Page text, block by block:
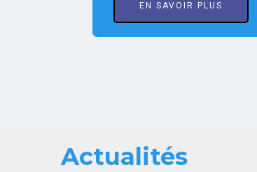
EN SAVOIR PLUS
Actualités